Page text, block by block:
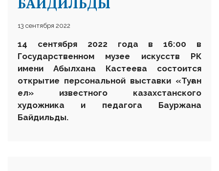
13 сентября 2022
14 сентября 2022 года в 16:00 в
Государственном музее искусств РК
имени Абылхана Кастеева состоится
открытие персональной выставки «Туған
ел» известного казахстанского
художника и педагога Бауржана
Байдильды.